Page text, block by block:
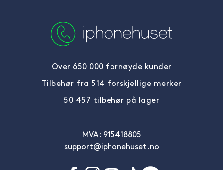
Over 650 000 fornøyde kunder
Tilbehør fra 514 forskjellige merker
50 457 tilbehør på lager
MVA: 915418805
support@iphonehuset.no